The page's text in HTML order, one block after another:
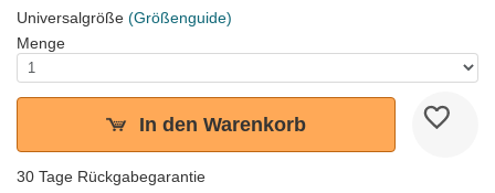
Universalgröße (Größenguide)
Menge
In den Warenkorb
30 Tage Rückgabegarantie